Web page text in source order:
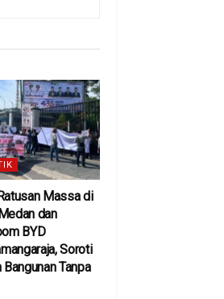
Massa di
dan
BYD
Soroti
Bangunan Tanpa